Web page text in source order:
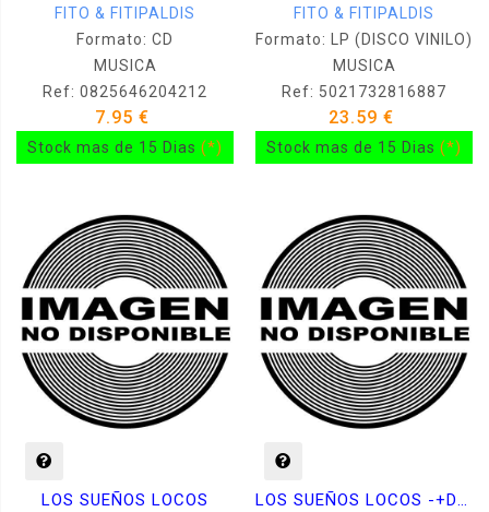
FITO & FITIPALDIS
Formato: CD
MUSICA
Ref: 0825646204212
7.95 €
Stock mas de 15 Dias (*)
FITO & FITIPALDIS
Formato: LP (DISCO VINILO)
MUSICA
Ref: 5021732816887
23.59 €
Stock mas de 15 Dias (*)
LOS SUEÑOS LOCOS LOS SUEÑOS LOCOS -+DVD-